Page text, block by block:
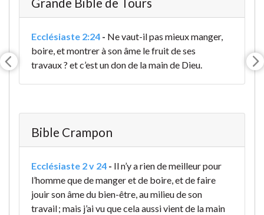
Ecclésiaste 2:24 - Ne vaut-il pas mieux manger,
boire, et montrer à son âme le fruit de ses
travaux? et c’est un don de la main de Dieu.
Bible Crampon
Ecclésiaste 2 v 24 - Il n’y a rien de meilleur pour
l’homme que de manger et de boire, et de faire
jouir son âme du bien-être, au milieu de son
travail ; mais j’ai vu que cela aussi vient de la main